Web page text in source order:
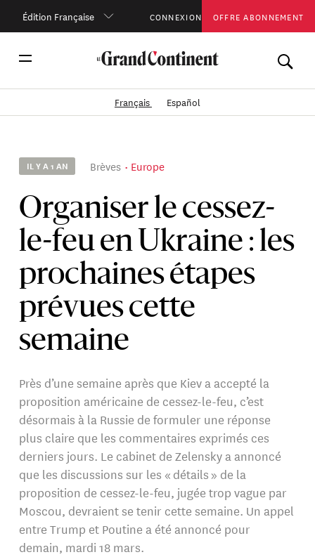
Édition Française CONNEXION OFFRE ABONNEMENT
Français Español
IL Y A 1 AN Brèves Europe
Organiser le cessez-
le-feu en Ukraine : les
prochaines étapes
prévues cette
semaine
Près d’une semaine après que Kiev a accepté la
proposition américaine de cessez-le-feu, c’est
désormais à la Russie de formuler une réponse
plus claire que les commentaires exprimés ces
derniers jours. Le cabinet de Zelensky a annoncé
que les discussions sur les « détails » de la
proposition de cessez-le-feu, jugée trop vague par
Moscou, devraient se tenir cette semaine. Un appel
entre Trump et Poutine a été annoncé pour
demain, mardi 18 mars.